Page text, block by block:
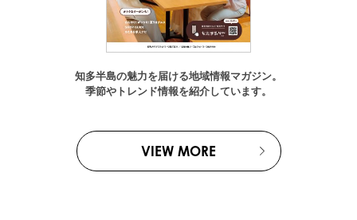
知多半島の魅力を届ける地域情報マガジン。
季節やトレンド情報を紹介しています。
VIEW MORE